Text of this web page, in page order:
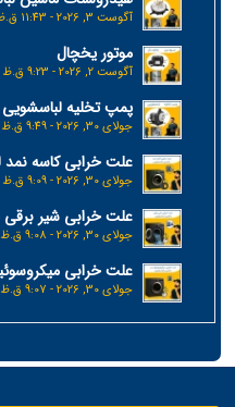
آگوست 3, 2026 - 11:43 ق.ظ
موتور یخچال
آگوست 2, 2026 - 9:23 ق.ظ
پمپ تخلیه لباسشویی
جولای 30, 2026 - 9:49 ق.ظ
علت خرابی کاسه نمد
جولای 30, 2026 - 9:09 ق.ظ
علت خرابی شیر
جولای 30, 2026 - 9:08 ق.ظ
علت خرابی
جولای 30, 2026 - 9:07 ق.ظ